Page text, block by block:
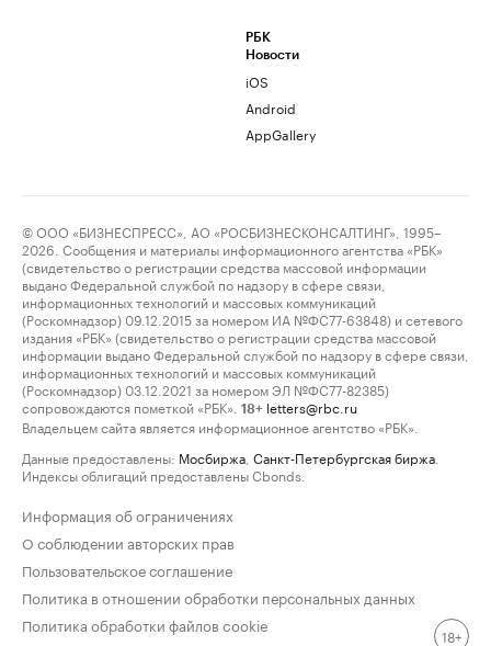
РБК
Новости
iOS
Android
AppGallery
© ООО «БИЗНЕСПРЕСС», АО «РОСБИЗНЕСКОНСАЛТИНГ», 1995–
2026. Сообщения и материалы информационного агентства «РБК»
(свидетельство о регистрации средства массовой информации
выдано Федеральной службой по надзору в сфере связи,
информационных технологий и массовых коммуникаций
(Роскомнадзор) 09.12.2015 за номером ИА №ФС77-63848) и сетевого
издания «РБК» (свидетельство о регистрации средства массовой
информации выдано Федеральной службой по надзору в сфере связи,
информационных технологий и массовых коммуникаций
(Роскомнадзор) 03.12.2021 за номером ЭЛ №ФС77-82385)
сопровождаются пометкой «РБК».
18+ letters@rbc.ru
Владельцем сайта является информационное агентство «РБК».
Данные предоставлены: Мосбиржа Санкт-Петербургская биржа
Индексы облигаций предоставлены Cbonds.
Информация об ограничениях
О соблюдении авторских прав
Пользовательское соглашение
Политика в отношении обработки персональных данных
Политика обработки файлов cookie
18+